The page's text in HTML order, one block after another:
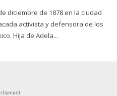
diciembre de 1878 en la ciudad
activista y defensora de los
derechos de las mujeres en México. Hija de Adela...